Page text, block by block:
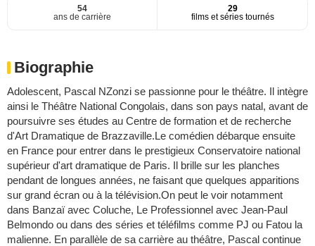
54
ans de carrière
29
films et séries tournés
Biographie
Adolescent, Pascal NZonzi se passionne pour le théâtre. Il intègre
ainsi le Théâtre National Congolais, dans son pays natal, avant de
poursuivre ses études au Centre de formation et de recherche
d'Art Dramatique de Brazzaville.Le comédien débarque ensuite
en France pour entrer dans le prestigieux Conservatoire national
supérieur d'art dramatique de Paris. Il brille sur les planches
pendant de longues années, ne faisant que quelques apparitions
sur grand écran ou à la télévision.On peut le voir notamment
dans Banzaï avec Coluche, Le Professionnel avec Jean-Paul
Belmondo ou dans des séries et téléfilms comme PJ ou Fatou la
malienne. En parallèle de sa carrière au théâtre, Pascal continue